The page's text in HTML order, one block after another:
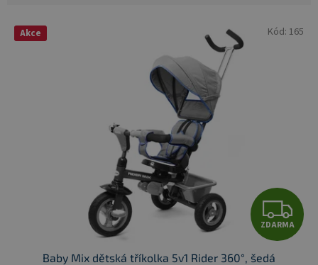
V Akce
Z
D
ZDARMA
Baby Mix dětská tříkolka 5v1 Rider 360°, šedá
Kód: 165